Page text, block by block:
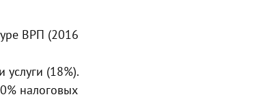
ВРП (2016
(18%).
налоговых